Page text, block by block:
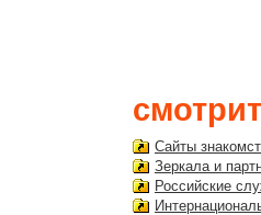
Сайты
Зеркала и
Российские